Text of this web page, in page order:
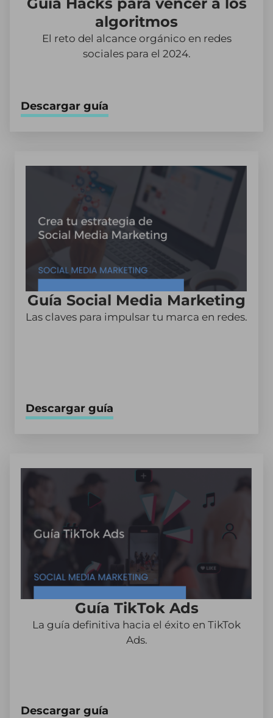
algoritmos
El reto del alcance orgánico en redes
sociales para el 2024.
Descargar guía
Guía Social Media Marketing
Las claves para impulsar tu marca en redes.
Descargar guía
Guía TikTok Ads
La guía definitiva hacia el éxito en TikTok
Ads.
Descargar guía